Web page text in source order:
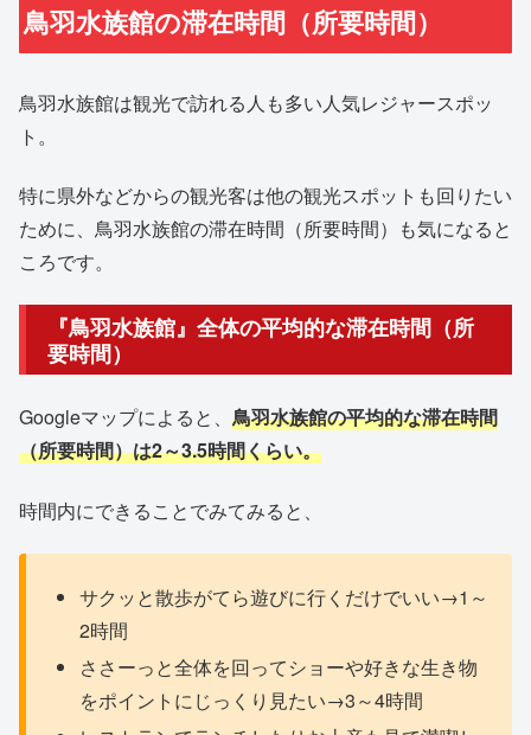
鳥羽水族館の滞在時間（所要時間）
鳥羽水族館は観光で訪れる人も多い人気レジャースポッ
ト。
特に県外などからの観光客は他の観光スポットも回りたい
ために、鳥羽水族館の滞在時間（所要時間）も気になると
ころです。
『鳥羽水族館』全体の平均的な滞在時間（所
要時間）
Googleマップによると、 鳥羽水族館の平均的な滞在時間
（所要時間）は2～3.5時間くらい。
時間内にできることでみてみると、
サクッと散歩がてら遊びに行くだけでいい→1～
2時間
ささーっと全体を回ってショーや好きな生き物
をポイントにじっくり見たい→3～4時間